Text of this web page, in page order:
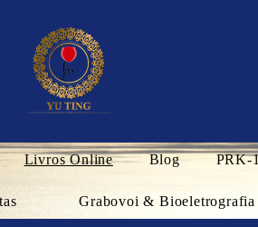
Livros Online Blog PRK-
Grabovoi & Bioeletrografia